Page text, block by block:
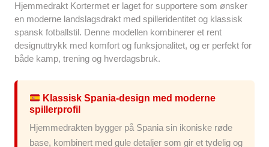
Hjemmedrakt Kortermet er laget for supportere som ønsker
en moderne landslagsdrakt med spilleridentitet og klassisk
spansk fotballstil. Denne modellen kombinerer et rent
designuttrykk med komfort og funksjonalitet, og er perfekt for
både kamp, trening og hverdagsbruk.
Klassisk Spania-design med moderne
spillerprofil
Hjemmedrakten bygger på Spania sin ikoniske røde
base, kombinert med gule detaljer som gir et tydelig og